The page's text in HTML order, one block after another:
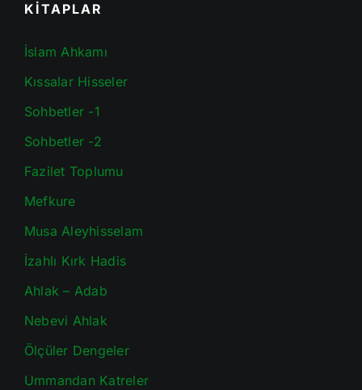
KİTAPLAR
İslam Ahkamı
Kıssalar Hisseler
Sohbetler -1
Sohbetler -2
Fazilet Toplumu
Mefkure
Musa Aleyhisselam
İzahlı Kırk Hadis
Ahlak – Adab
Nebevi Ahlak
Ölçüler Dengeler
Ummandan Katreler